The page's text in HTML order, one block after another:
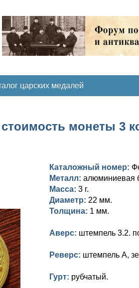
царских медалей
монеты 3
Каталожный номер:
Металл: алюминиевая
Масса: 3 г.
Диаметр: 22 мм.
Толщина: 1 мм.
Аверс: штемпель 3.2.
Реверс: штемпель А,
Гурт: рубчатый.